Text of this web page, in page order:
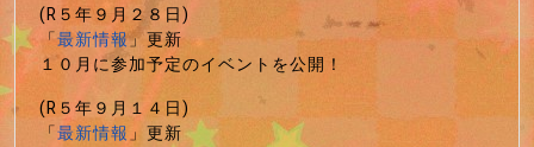
(R５年９月２８日)
「最新情報」更新
１０月に参加予定のイベントを公開！
(R５年９月１４日)
「最新情報」更新